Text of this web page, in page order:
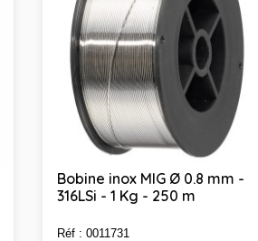
Bobine inox MIG Ø 0.8 mm -
316LSi - 1 Kg - 250 m
Réf : 0011731